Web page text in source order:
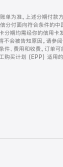
单为准。上述分期付款
分付面向符合条件的中
期均需经你的信用卡
不会被告知原因。请参
、费用和收费。订单
购买计划 (EPP) 适用